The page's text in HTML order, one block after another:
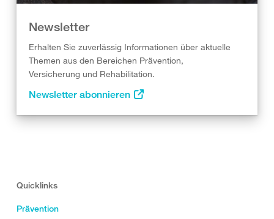
Newsletter
Erhalten Sie zuverlässig Informationen über aktuelle
Themen aus den Bereichen Prävention,
Versicherung und Rehabilitation.
Newsletter abonnieren
Quicklinks
Prävention